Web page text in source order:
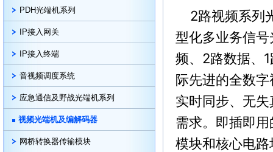
PDH光端机系列
IP接入网关
IP接入终端
音视频调度系统
应急通信及野战光端机系列
视频光端机及编解码器
网桥转换器传输模块
2路视频系列
型化多业务信
频、2路数据、
际先进的全数
实时同步、无
需求。即插即
模块和核心电